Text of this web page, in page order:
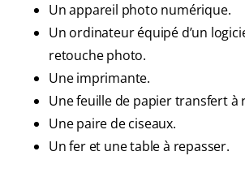
Un appareil photo numérique.
Un ordinateur équipé d’un
retouche photo.
Une imprimante.
Une feuille de papier transfert à
Une paire de ciseaux.
Un fer et une table à repasser.